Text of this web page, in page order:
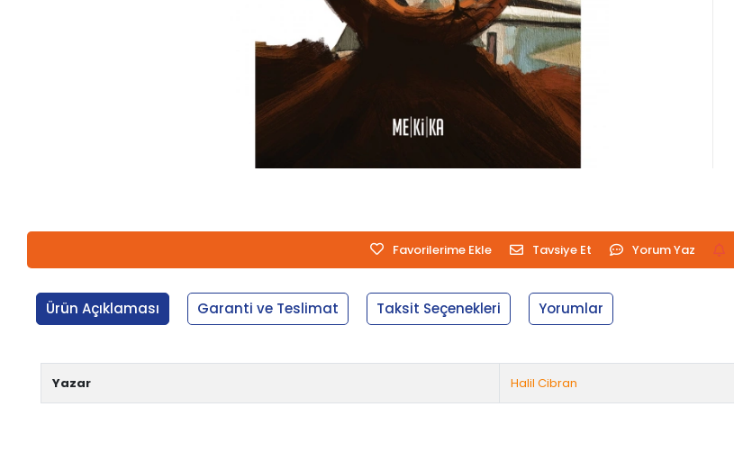
Favorilerime Ekle Tavsiye Et Yorum Yaz
Ürün Açıklaması Garanti ve Teslimat Taksit Seçenekleri Yorumlar
Yazar Halil Cibran